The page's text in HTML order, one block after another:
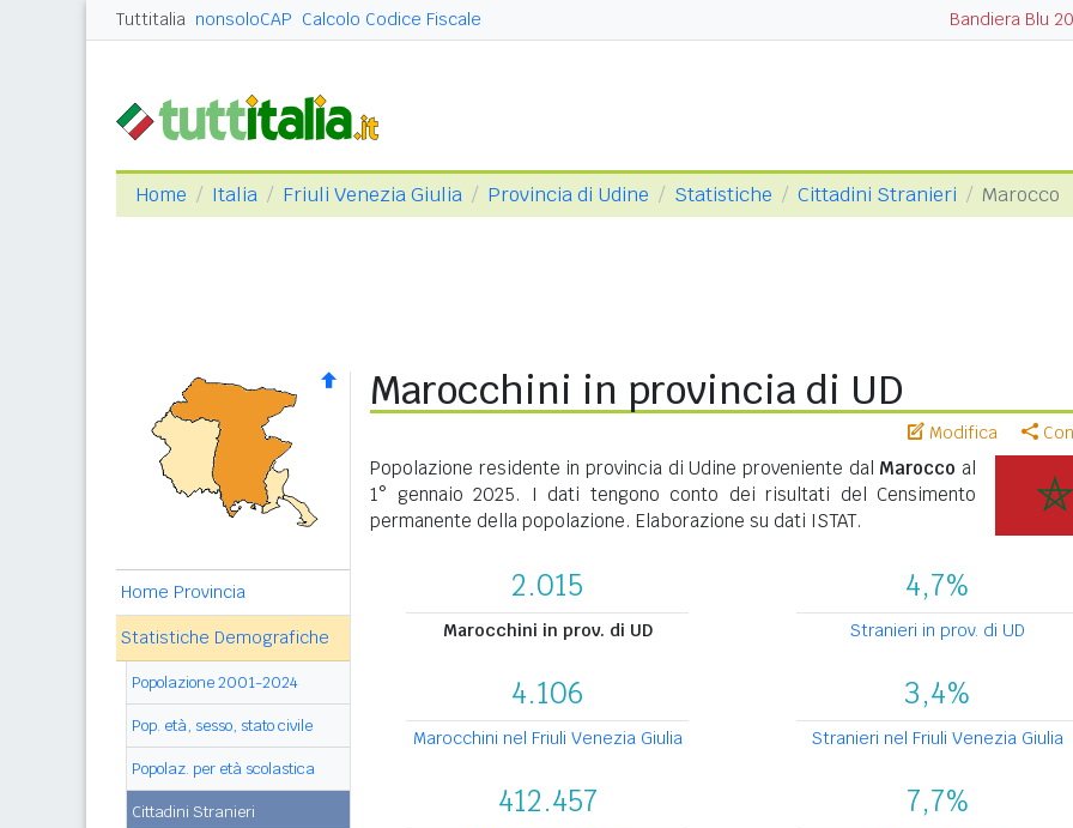
Tuttitalia nonsoloCAP Calcolo Codice Fiscale Bandiera Blu
Home Italia Friuli Venezia Giulia Provincia di Udine Statistiche Cittadini Stranieri Marocco
Home Provincia
Statistiche Demografiche
Popolazione 2001-2024
Pop. età, sesso, stato civile
Popolaz. per età scolastica
Cittadini Stranieri
Marocchini in provincia di UD
Modifica
Popolazione residente in provincia di Udine proveniente dal Marocco al
1° gennaio 2025. I dati tengono conto dei risultati del Censimento
permanente della popolazione. Elaborazione su dati ISTAT.
2.015
Marocchini in prov. di UD
4,7%
Stranieri in prov. di UD
4.106
Marocchini nel Friuli Venezia Giulia
3,4%
Stranieri nel Friuli Venezia Giulia
412.457 7,7%